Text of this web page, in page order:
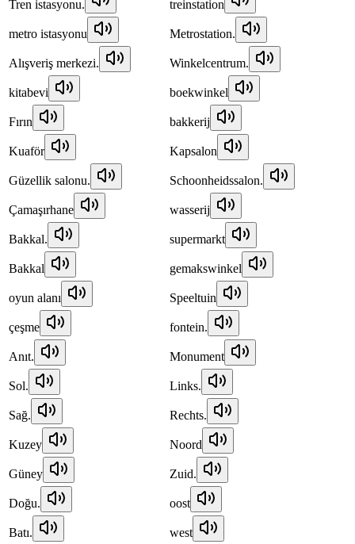
Tren istasyonu. treinstation
metro istasyonu Metrostation.
Alışveriş merkezi. Winkelcentrum.
kitabevi boekwinkel
Fırın bakkerij
Kuaför Kapsalon
Güzellik salonu. Schoonheidssalon.
Çamaşırhane wasserij
Bakkal. supermarkt
Bakkal gemakswinkel
oyun alanı Speeltuin
çeşme fontein.
Anıt. Monument
Sol. Links.
Sağ. Rechts.
Kuzey Noord
Güney Zuid.
Doğu. oost
Batı. west